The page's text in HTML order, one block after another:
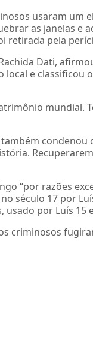
usaram um
as janelas e
retirada pela
Dati,
local e classificou
mundial.
condenou
“por razões
século 17 por
usado por Luís 15
criminosos